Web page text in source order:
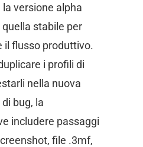
versione alpha
stabile per
il flusso produttivo.
i profili di
nella nuova
bug, la
includere passaggi
file .3mf,